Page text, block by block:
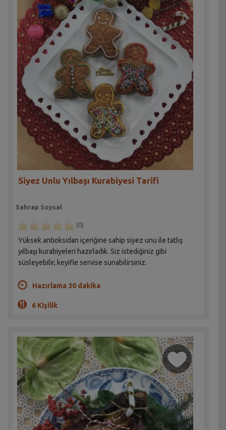
Siyez Unlu Yılbaşı Kurabiyesi Tarifi
Sahrap Soysal
(0)
Yüksek antioksidan içeriğine sahip siyez unu ile tatlış
yılbaşı kurabiyeleri hazırladık. Siz istediğiniz gibi
süsleyebilir, keyifle servise sunabilirsiniz.
Hazırlama 30 dakika
6 Kişilik